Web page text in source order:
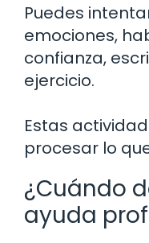
Puedes
emociones,
confianza,
ejercicio.
Estas
procesar lo
¿Cuándo
ayuda